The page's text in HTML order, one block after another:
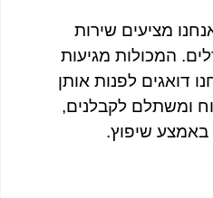
מציעים שירות
המכולות מגיעות
דואגים לפנות אותן
ומשתלם לקבלנים,
באמצע שיפוץ.